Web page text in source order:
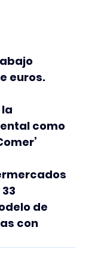
euros.
como
de
con